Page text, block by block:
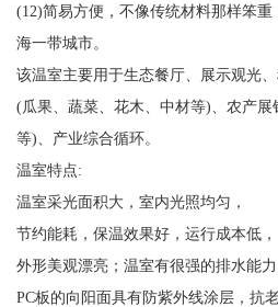
(12)简易方便，不像传统材料那样笨
海一带城市。
该温室主要用于生态餐厅、展示观光
(瓜果、蔬菜、花木、中材等)、农产
等)、产业综合循环。
温室特点:
温室采光面积大，室内光照均匀，
节约能耗，保温效果好，运行成本低，
外形美观漂亮；温室有很强的排水能力
PC板的向阳面具有防紫外线涂层，抗